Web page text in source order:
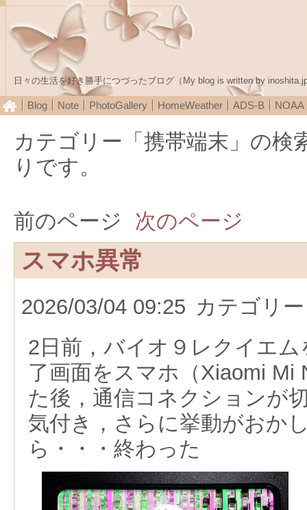
日々の生活を好き勝手につづったブログ（My blog is written by
Blog Note PhotoGallery HomeWeather ADS-B NOAA
カテゴリー「携帯端末」の検
りです。
前のページ 次のページ
スマホ異常
2026/03/04 09:25 カテゴリ
2日前，バイオ９レクイエ
了画面をスマホ（Xiaomi Mi
た後，通信コネクションが
気付き，さらに挙動がおか
ら・・・終わった